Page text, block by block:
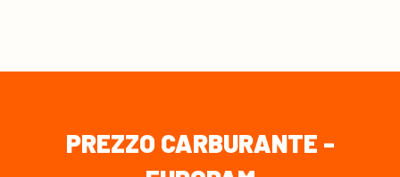
PREZZO CARBURANTE -